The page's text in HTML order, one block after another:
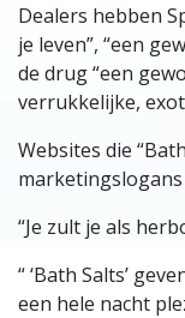
Dealers hebben
je leven”, “een
de drug “een
verrukkelijke,
Websites die
marketingslogans
“Je zult je als
“ ‘Bath Salts’
een hele nacht